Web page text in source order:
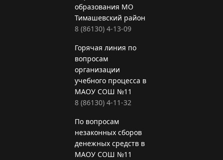
образования МО
Тимашевский район
8 (86130) 4-13-09
Горячая линия по
вопросам
организации
учебного процесса в
МАОУ СОШ №11
8 (86130) 4-11-32
По вопросам
незаконных сборов
денежных средств в
МАОУ СОШ №11